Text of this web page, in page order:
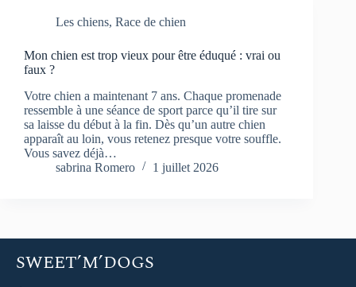
Les chiens, Race de chien
Mon chien est trop vieux pour être éduqué : vrai ou
faux ?
Votre chien a maintenant 7 ans. Chaque promenade
ressemble à une séance de sport parce qu’il tire sur
sa laisse du début à la fin. Dès qu’un autre chien
apparaît au loin, vous retenez presque votre souffle.
Vous savez déjà…
sabrina Romero
1 juillet 2026
SWEET’M’DOGS